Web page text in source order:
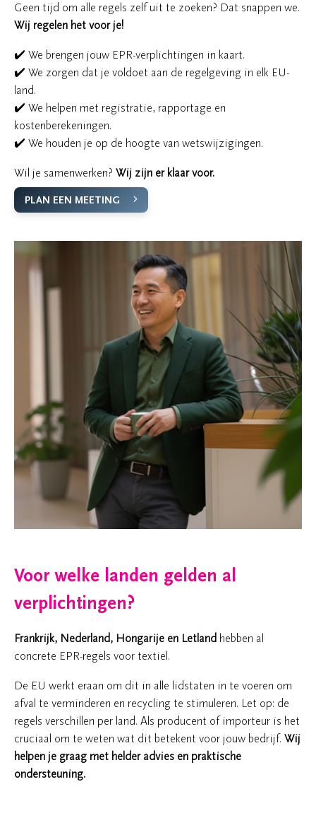
Geen tijd om alle regels zelf uit te zoeken? Dat snappen we.
Wij regelen het voor je!
✔️ We brengen jouw EPR-verplichtingen in kaart.
✔️ We zorgen dat je voldoet aan de regelgeving in elk EU-
land.
✔️ We helpen met registratie, rapportage en
kostenberekeningen.
✔️ We houden je op de hoogte van wetswijzigingen.
Wil je samenwerken? Wij zijn er klaar voor.
PLAN EEN MEETING
Voor welke landen gelden al
verplichtingen?
Frankrijk, Nederland, Hongarije en Letland hebben al
concrete EPR-regels voor textiel.
De EU werkt eraan om dit in alle lidstaten in te voeren om
afval te verminderen en recycling te stimuleren. Let op: de
regels verschillen per land. Als producent of importeur is het
cruciaal om te weten wat dit betekent voor jouw bedrijf. Wij
helpen je graag met helder advies en praktische
ondersteuning.